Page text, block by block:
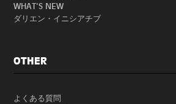
WHAT'S NEW
ダリエン・イニシアチブ
OTHER
よくある質問